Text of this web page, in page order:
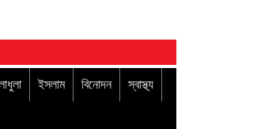
ইসলাম বিনোদন স্বাস্থ্য